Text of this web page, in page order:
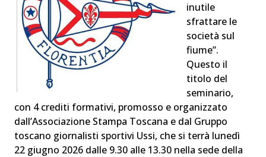
inutile
sfrattare le
società sul
fiume”.
Questo il
titolo del
seminario,
con 4 crediti formativi, promosso e organizzato
dall’Associazione Stampa Toscana e dal Gruppo
toscano giornalisti sportivi Ussi, che si terrà lunedì
22 giugno 2026 dalle 9.30 alle 13.30 nella sede della